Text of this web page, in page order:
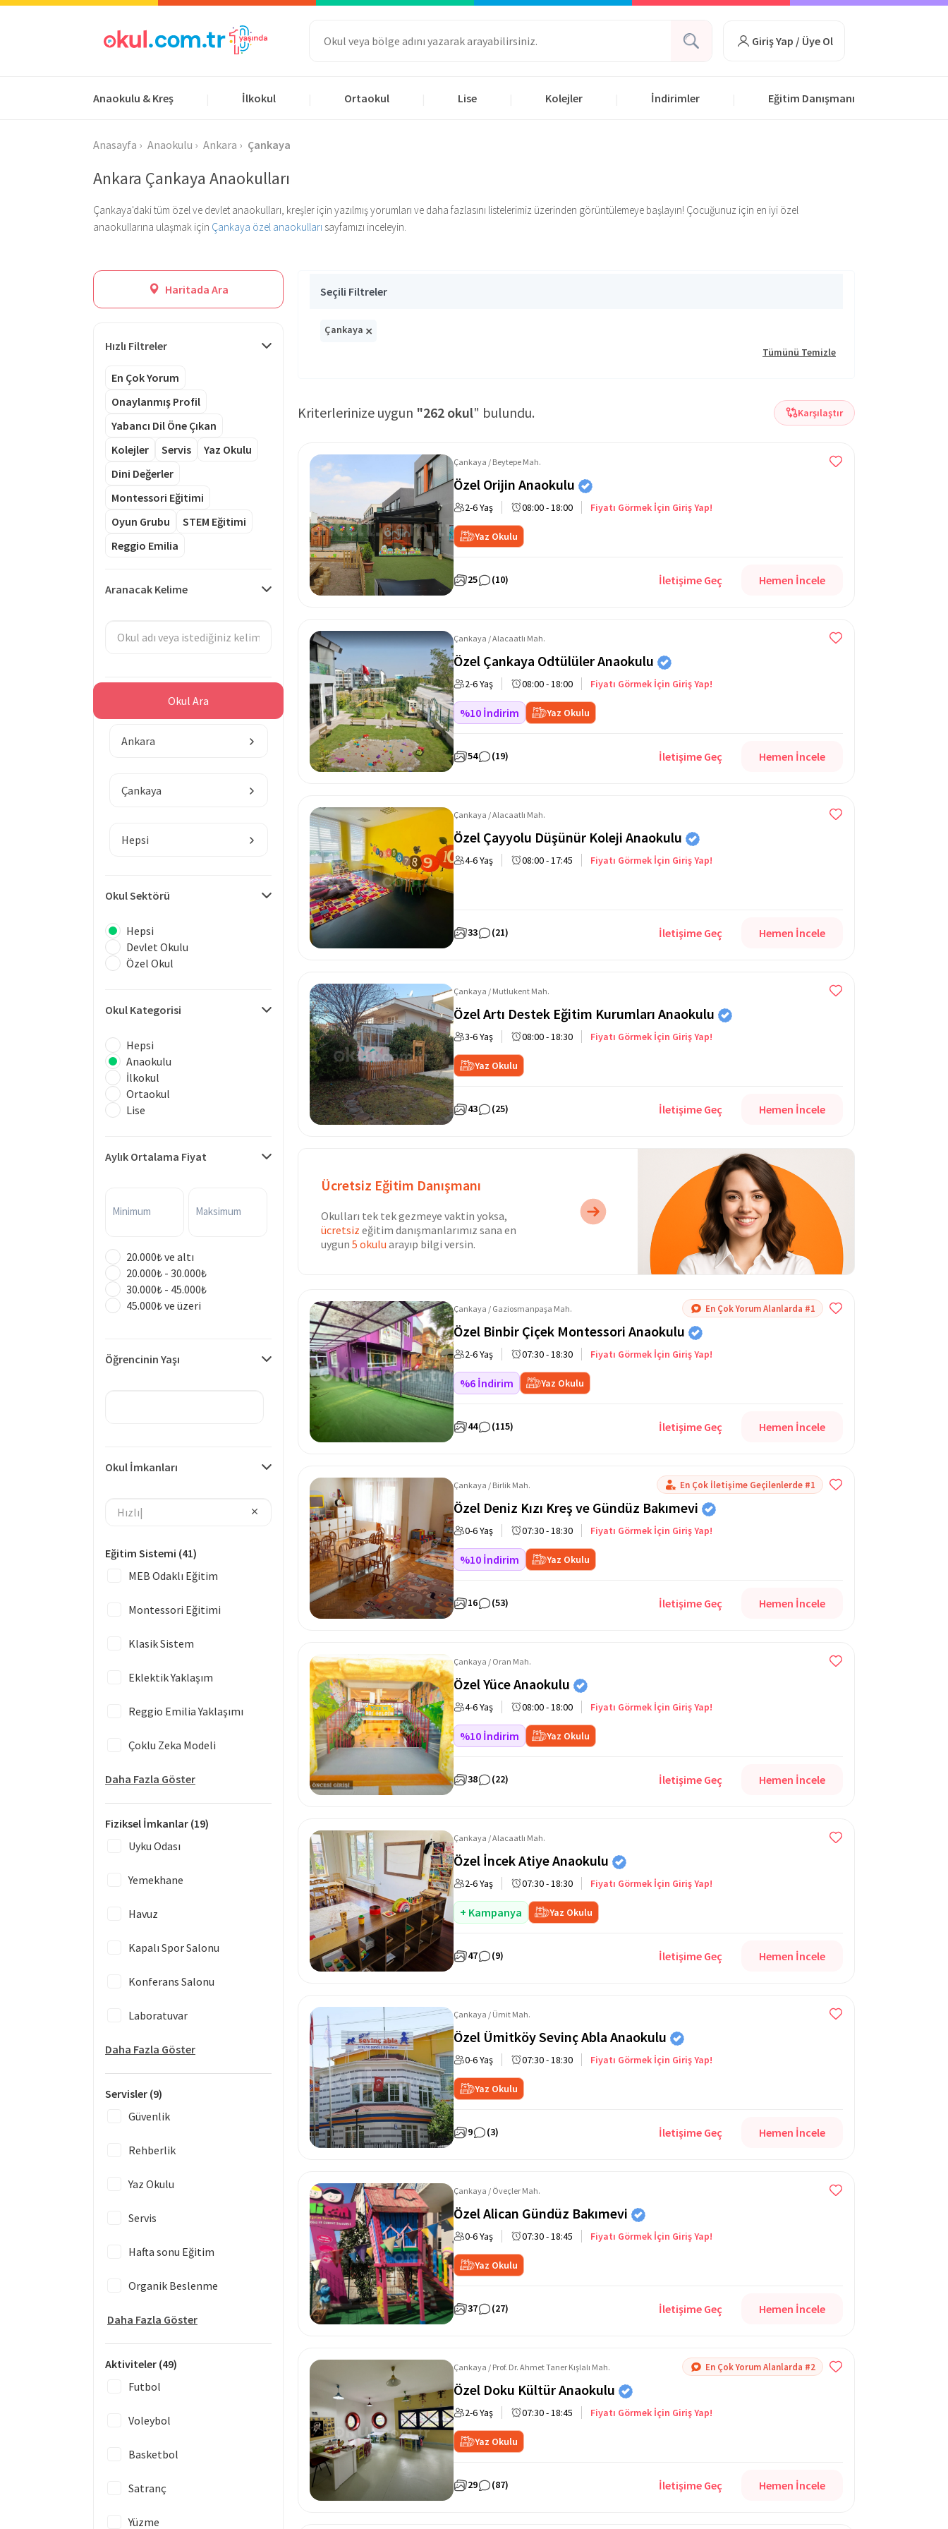
Giriş Yap / Üye Ol
Anaokulu & Kreş İlkokul Ortaokul Lise Kolejler İndirimler Eğitim Danışmanı
Anasayfa Anaokulu Ankara Çankaya
Ankara Çankaya Anaokulları
Çankaya'daki tüm özel ve devlet anaokulları, kreşler için yazılmış yorumları ve daha fazlasını listelerimiz üzerinden görüntülemeye başlayın! Çocuğunuz için en iyi özel
anaokullarına ulaşmak için Çankaya özel anaokulları sayfamızı inceleyin.
Haritada Ara
Hızlı Filtreler
En Çok Yorum
Onaylanmış Profil
Yabancı Dil Öne Çıkan
Kolejler
Servis
Yaz Okulu
Dini Değerler
Montessori Eğitimi
Oyun Grubu
STEM Eğitimi
Reggio Emilia
Aranacak Kelime
Ankara
Çankaya
Hepsi
Okul Sektörü
Hepsi
Devlet Okulu
Özel Okul
Okul Kategorisi
Hepsi
Anaokulu
İlkokul
Ortaokul
Lise
Aylık Ortalama Fiyat
Minimum Maksimum
20.000₺ ve altı
20.000₺ - 30.000₺
30.000₺ - 45.000₺
45.000₺ ve üzeri
Öğrencinin Yaşı
Okul İmkanları
Eğitim Sistemi (41)
MEB Odaklı Eğitim
Montessori Eğitimi
Klasik Sistem
Eklektik Yaklaşım
Reggio Emilia Yaklaşımı
Çoklu Zeka Modeli
Daha Fazla Göster
Fiziksel İmkanlar (19)
Uyku Odası
Yemekhane
Havuz
Kapalı Spor Salonu
Konferans Salonu
Laboratuvar
Daha Fazla Göster
Servisler (9)
Güvenlik
Rehberlik
Yaz Okulu
Servis
Hafta sonu Eğitim
Organik Beslenme
Daha Fazla Göster
Aktiviteler (49)
Futbol
Voleybol
Basketbol
Satranç
Yüzme
Okul Ara
Seçili Filtreler
Çankaya ×
Tümünü Temizle
Kriterlerinize uygun "262 okul" bulundu. Karşılaştır
Çankaya / Beytepe Mah.
Özel Orijin Anaokulu
2-6 Yaş 08:00 - 18:00 Fiyatı Görmek İçin Giriş Yap!
Yaz Okulu
25 (10) İletişime Geç Hemen İncele
Çankaya / Alacaatlı Mah.
Özel Çankaya Odtülüler Anaokulu
2-6 Yaş 08:00 - 18:00 Fiyatı Görmek İçin Giriş Yap!
%10 İndirim Yaz Okulu
54 (19) İletişime Geç Hemen İncele
Çankaya / Alacaatlı Mah.
Özel Çayyolu Düşünür Koleji Anaokulu
4-6 Yaş 08:00 - 17:45 Fiyatı Görmek İçin Giriş Yap!
33 (21) İletişime Geç Hemen İncele
Çankaya / Mutlukent Mah.
Özel Artı Destek Eğitim Kurumları Anaokulu
3-6 Yaş 08:00 - 18:30 Fiyatı Görmek İçin Giriş Yap!
Yaz Okulu
43 (25) İletişime Geç Hemen İncele
Ücretsiz Eğitim Danışmanı
Okulları tek tek gezmeye vaktin yoksa,
ücretsiz eğitim danışmanlarımız sana en
uygun 5 okulu arayıp bilgi versin.
Çankaya / Gaziosmanpaşa Mah. En Çok Yorum Alanlarda #1
Özel Binbir Çiçek Montessori Anaokulu
2-6 Yaş 07:30 - 18:30 Fiyatı Görmek İçin Giriş Yap!
%6 İndirim Yaz Okulu
44 (115) İletişime Geç Hemen İncele
Çankaya / Birlik Mah. En Çok İletişime Geçilenlerde #1
Özel Deniz Kızı Kreş ve Gündüz Bakımevi
0-6 Yaş 07:30 - 18:30 Fiyatı Görmek İçin Giriş Yap!
%10 İndirim Yaz Okulu
16 (53) İletişime Geç Hemen İncele
Çankaya / Oran Mah.
Özel Yüce Anaokulu
4-6 Yaş 08:00 - 18:00 Fiyatı Görmek İçin Giriş Yap!
%10 İndirim Yaz Okulu
38 (22) İletişime Geç Hemen İncele
Çankaya / Alacaatlı Mah.
Özel İncek Atiye Anaokulu
2-6 Yaş 07:30 - 18:30 Fiyatı Görmek İçin Giriş Yap!
+ Kampanya Yaz Okulu
47 (9) İletişime Geç Hemen İncele
Çankaya / Ümit Mah.
Özel Ümitköy Sevinç Abla Anaokulu
0-6 Yaş 07:30 - 18:30 Fiyatı Görmek İçin Giriş Yap!
Yaz Okulu
9 (3) İletişime Geç Hemen İncele
Çankaya / Öveçler Mah.
Özel Alican Gündüz Bakımevi
0-6 Yaş 07:30 - 18:45 Fiyatı Görmek İçin Giriş Yap!
Yaz Okulu
37 (27) İletişime Geç Hemen İncele
Çankaya / Prof. Dr. Ahmet Taner Kışlalı Mah. En Çok Yorum Alanlarda #2
Özel Doku Kültür Anaokulu
2-6 Yaş 07:30 - 18:45 Fiyatı Görmek İçin Giriş Yap!
Yaz Okulu
29 (87) İletişime Geç Hemen İncele